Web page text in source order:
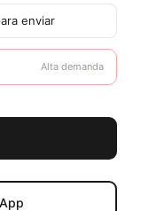
enviar
Alta demanda